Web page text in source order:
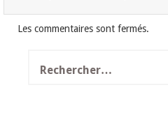
Les commentaires sont fermés.